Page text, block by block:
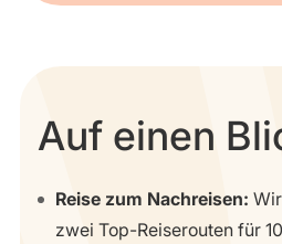
Auf einen
Reise zum Nachreisen:
zwei Top-Reiserouten für